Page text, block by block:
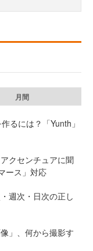
月間
るには？「Yunth」
クセンチュアに聞
ース」対応
週次・日次の正し
」、何から撮影す